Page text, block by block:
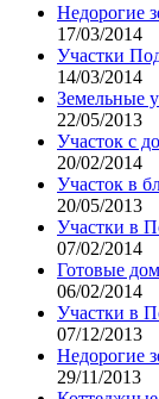
Недорогие
17/03/2014
Участки
14/03/2014
Земельные
22/05/2013
Участок с
20/02/2014
Участок в
20/05/2013
Участки в
07/02/2014
Готовые
06/02/2014
Участки в
07/12/2013
Недорогие
29/11/2013